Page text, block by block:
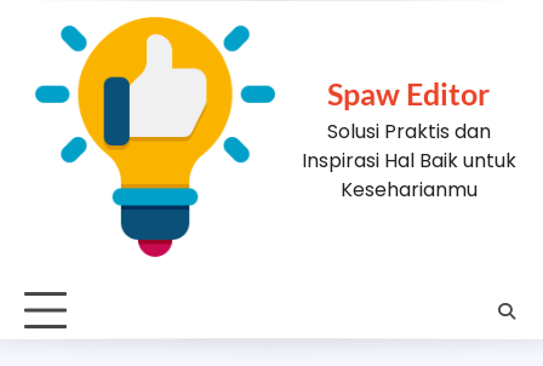
Spaw Editor
Solusi Praktis dan
Inspirasi Hal Baik untuk
Keseharianmu